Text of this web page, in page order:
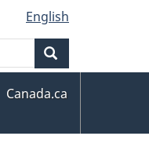
English
Canada.ca